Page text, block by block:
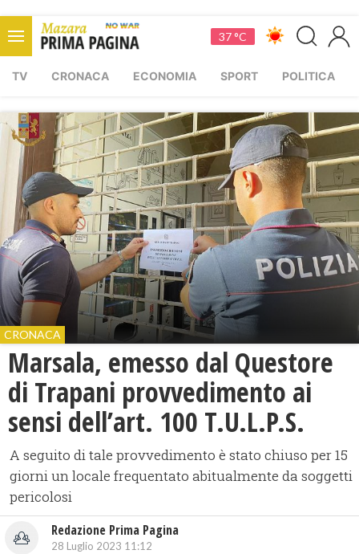
37 °C
TV CRONACA ECONOMIA SPORT POLITICA
CRONACA
Marsala, emesso dal Questore
di Trapani provvedimento ai
sensi dell’art. 100 T.U.L.P.S.
A seguito di tale provvedimento è stato chiuso per 15
giorni un locale frequentato abitualmente da soggetti
pericolosi
Redazione Prima Pagina
28 Luglio 2023 11:12